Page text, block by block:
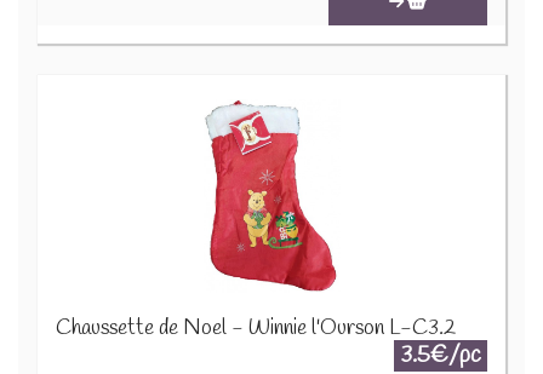
Chaussette de Noel - Winnie l'Ourson L-C3.2
3.5€/pc